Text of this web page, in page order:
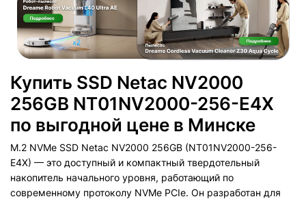
Купить SSD Netac NV2000
256GB NT01NV2000-256-E4X
по выгодной цене в Минске
M.2 NVMe SSD Netac NV2000 256GB (NT01NV2000-256-
E4X) — это доступный и компактный твердотельный
накопитель начального уровня, работающий по
современному протоколу NVMe PCIe. Он разработан для